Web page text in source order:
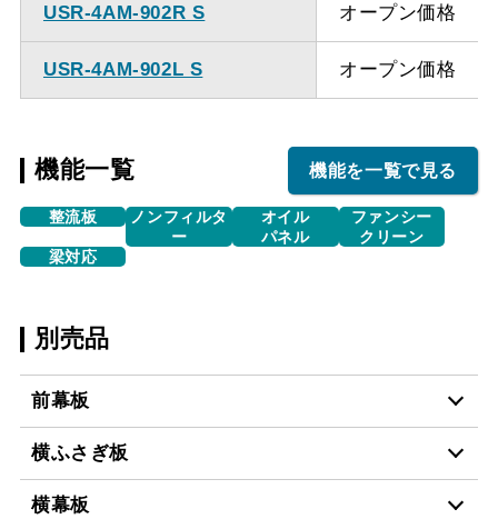
USR-4AM-902R S オープン価格
USR-4AM-902L S オープン価格
機能一覧 機能を一覧で見る
整流板
ノンフィルタ
ー
オイル
パネル
ファンシー
クリーン
梁対応
別売品
前幕板
MKP-60530 BK ¥11,990（税抜価格 ￥
横ふさぎ板
横幕板